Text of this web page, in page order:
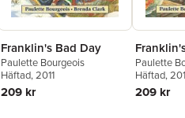
Franklin's Bad Day
Paulette Bourgeois
Häftad, 2011
209 kr
Paulette
Häftad,
209 kr